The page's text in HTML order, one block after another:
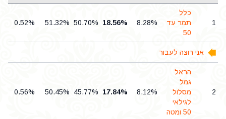
1
כלל
תמר עד
50
8.28%
18.56%
50.70%
51.32%
0.52%
אני רוצה לעבור
2
הראל
גמל
מסלול
לגילאי
50 ומטה
8.12%
17.84%
45.77%
50.45%
0.56%